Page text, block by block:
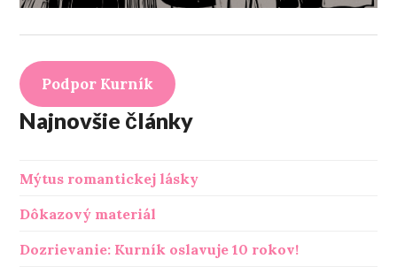
Podpor Kurník
Najnovšie články
Mýtus romantickej lásky
Dôkazový materiál
Dozrievanie: Kurník oslavuje 10 rokov!